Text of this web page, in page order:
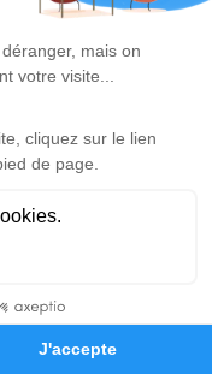
Hommages
est
hommage
10h00